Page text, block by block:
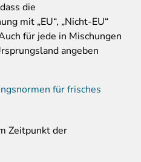
die
mit „EU“, „Nicht-EU“
für jede in Mischungen
angeben
für frisches
Zeitpunkt der